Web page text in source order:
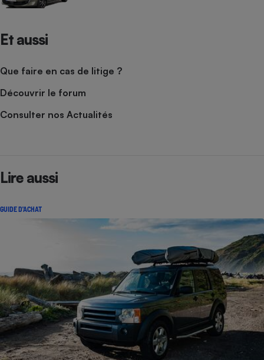
Et aussi
Que faire en cas de litige ?
Découvrir le forum
Consulter nos Actualités
Lire aussi
GUIDE D'ACHAT